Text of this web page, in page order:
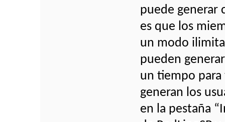
puede generar
es que los
un modo
pueden
un tiempo para
generan los
en la pestaña